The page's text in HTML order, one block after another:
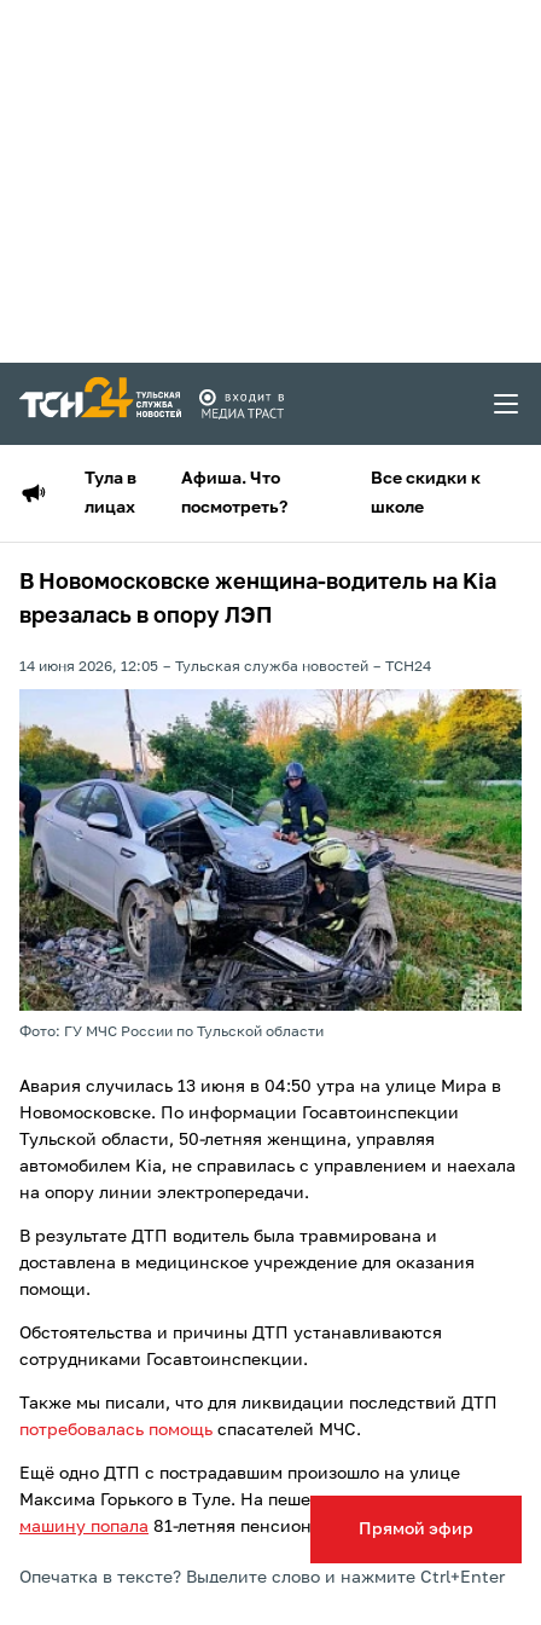
Тула в
лицах
Афиша. Что
посмотреть?
Все скидки к
школе
Прямой эфир
В Новомосковске женщина-водитель на Kia
врезалась в опору ЛЭП
14 июня 2026, 12:05 Тульская служба новостей ТСН24
Фото: ГУ МЧС России по Тульской области
Авария случилась 13 июня в 04:50 утра на улице Мира в
Новомосковске. По информации Госавтоинспекции
Тульской области, 50-летняя женщина, управляя
автомобилем Kia, не справилась с управлением и наехала
на опору линии электропередачи.
В результате ДТП водитель была травмирована и
доставлена в медицинское учреждение для оказания
помощи.
Обстоятельства и причины ДТП устанавливаются
сотрудниками Госавтоинспекции.
Также мы писали, что для ликвидации последствий ДТП
потребовалась помощь спасателей МЧС.
Ещё одно ДТП с пострадавшим произошло на улице
Максима Горького в Туле. На пешеходном переходепод
машину попала 81-летняя пенсионерка.
Опечатка в тексте? Выделите слово и нажмите Ctrl+Enter